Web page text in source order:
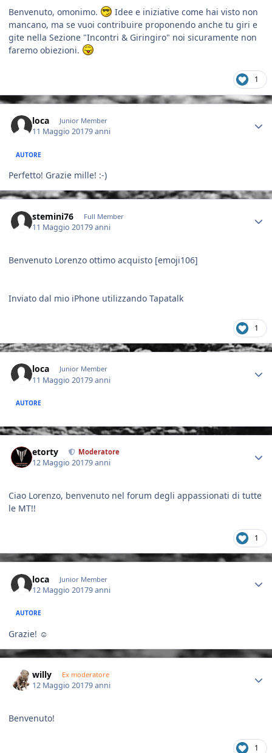
Benvenuto, omonimo.
Idee e iniziative come hai visto non
mancano, ma se vuoi contribuire proponendo anche tu giri e
gite nella Sezione "Incontri & Giringiro" noi sicuramente non
faremo obiezioni.
1
loca Junior Member
11 Maggio 20179 anni
AUTORE
Perfetto! Grazie mille! :-)
stemini76 Full Member
11 Maggio 20179 anni
Benvenuto Lorenzo ottimo acquisto [emoji106]
Inviato dal mio iPhone utilizzando Tapatalk
1
loca Junior Member
11 Maggio 20179 anni
AUTORE
etorty Moderatore
12 Maggio 20179 anni
Ciao Lorenzo, benvenuto nel forum degli appassionati di tutte
le MT!!
1
loca Junior Member
12 Maggio 20179 anni
AUTORE
Grazie! ☺
willy Ex moderatore
12 Maggio 20179 anni
Benvenuto!
1